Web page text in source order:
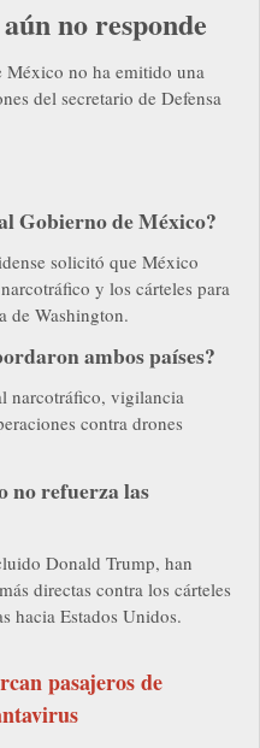
no responde
México no ha emitido una
del secretario de Defensa
Gobierno de México?
solicitó que México
y los cárteles para
de Washington.
ambos países?
narcotráfico, vigilancia
contra drones
no refuerza las
Donald Trump, han
directas contra los cárteles
hacia Estados Unidos.
pasajeros de